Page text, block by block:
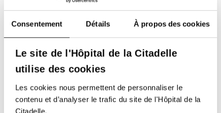
Consentement Détails À propos des cookies
Le site de l'Hôpital de la Citadelle
utilise des cookies
Les cookies nous permettent de personnaliser le
contenu et d’analyser le trafic du site de l'Hôpital de la
Citadelle.
Réévaluation à J3-J5 : évolution clinique, qualité
de l’observance, résultat microbiologique et
adaptation du traitement si germe retrouvé.
Traitement du partenaire
Le traitement du partenaire est systématique en
cas d’infection à germe sexuellement transmissible.
En cas de chlamydiose, l’azithromycine monodose
(1g en une prise unique). En cas de gonococcie,